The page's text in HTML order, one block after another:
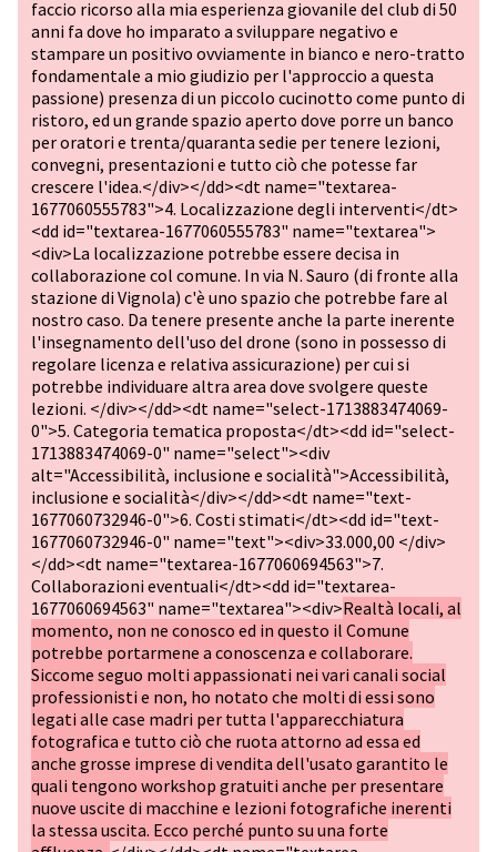
faccio ricorso alla mia esperienza giovanile del club di 50
anni fa dove ho imparato a sviluppare negativo e
stampare un positivo ovviamente in bianco e nero-tratto
fondamentale a mio giudizio per l'approccio a questa
passione) presenza di un piccolo cucinotto come punto di
ristoro, ed un grande spazio aperto dove porre un banco
per oratori e trenta/quaranta sedie per tenere lezioni,
convegni, presentazioni e tutto ciò che potesse far
crescere l'idea.</div></dd><dt name="textarea-
1677060555783">4. Localizzazione degli interventi</dt>
<dd id="textarea-1677060555783" name="textarea">
<div>La localizzazione potrebbe essere decisa in
collaborazione col comune. In via N. Sauro (di fronte alla
stazione di Vignola) c'è uno spazio che potrebbe fare al
nostro caso. Da tenere presente anche la parte inerente
l'insegnamento dell'uso del drone (sono in possesso di
regolare licenza e relativa assicurazione) per cui si
potrebbe individuare altra area dove svolgere queste
lezioni. </div></dd><dt name="select-1713883474069-
0">5. Categoria tematica proposta</dt><dd id="select-
1713883474069-0" name="select"><div
alt="Accessibilità, inclusione e socialità">Accessibilità,
inclusione e socialità</div></dd><dt name="text-
1677060732946-0">6. Costi stimati</dt><dd id="text-
1677060732946-0" name="text"><div>33.000,00 </div>
</dd><dt name="textarea-1677060694563">7.
Collaborazioni eventuali</dt><dd id="textarea-
1677060694563" name="textarea"><div>Realtà locali, al
momento, non ne conosco ed in questo il Comune
potrebbe portarmene a conoscenza e collaborare.
Siccome seguo molti appassionati nei vari canali social
professionisti e non, ho notato che molti di essi sono
legati alle case madri per tutta l'apparecchiatura
fotografica e tutto ciò che ruota attorno ad essa ed
anche grosse imprese di vendita dell'usato garantito le
quali tengono workshop gratuiti anche per presentare
nuove uscite di macchine e lezioni fotografiche inerenti
la stessa uscita. Ecco perché punto su una forte